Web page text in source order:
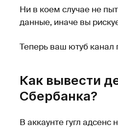
Ни в коем случае не
данные, иначе вы
Теперь ваш ютуб канал
Как вывести
Сбербанка?
В аккаунте гугл